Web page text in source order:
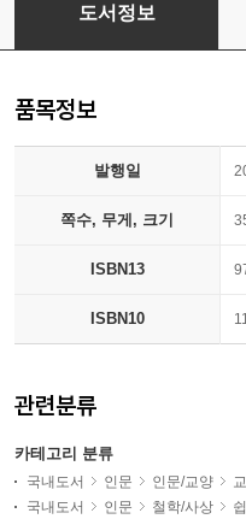
도서정보
품목정보
발행일
쪽수, 무게, 크기
ISBN13
ISBN10
관련분류
카테고리 분류
국내도서 인문 인문/교양
국내도서
인문 철학/사상